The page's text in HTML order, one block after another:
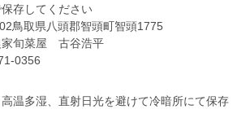
存してください
鳥取県八頭郡智頭町智頭1775
屋 古谷浩平
温多湿、直射日光を避けて冷暗所にて保存